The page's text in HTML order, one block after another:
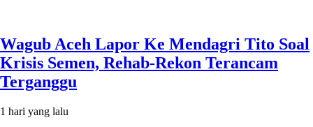
Wagub Aceh Lapor Ke Mendagri Tito Soal
Krisis Semen, Rehab-Rekon Terancam
Terganggu
1 hari yang lalu